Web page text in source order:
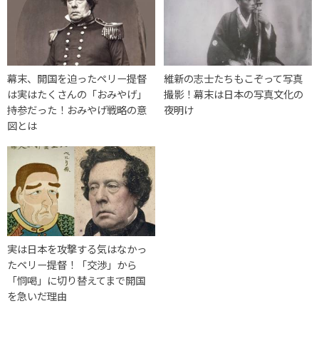
幕末、開国を迫ったペリー提督
は実はたくさんの「おみやげ」
持参だった！おみやげ戦略の意
図とは
維新の志士たちもこぞって写真
撮影！幕末は日本の写真文化の
夜明け
実は日本を攻撃する気はなかっ
たペリー提督！「交渉」から
「恫喝」に切り替えてまで開国
を急いだ理由